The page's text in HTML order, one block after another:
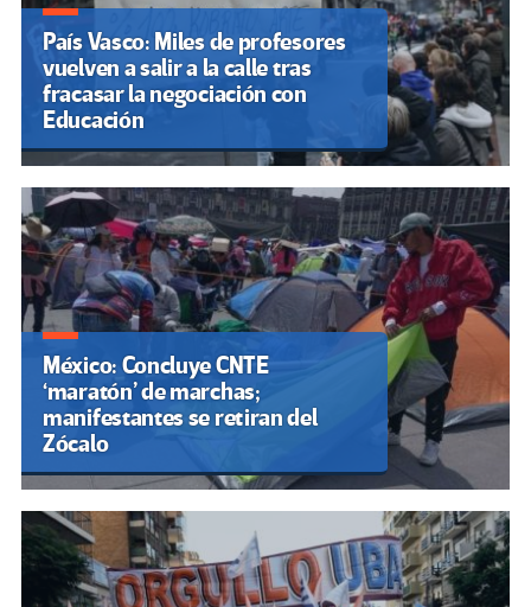
País Vasco: Miles de profesores
vuelven a salir a la calle tras
fracasar la negociación con
Educación
México: Concluye CNTE
‘maratón’ de marchas;
manifestantes se retiran del
Zócalo